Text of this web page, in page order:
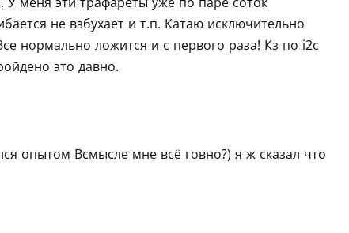
не взбухает и т.п. Катаю исключительно
нормально ложится и с первого раза! Кз по i2c
это давно.
опытом Всмысле мне всё говно?) я ж сказал что